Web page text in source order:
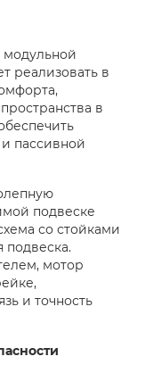
модульной
реализовать в
в
пассивной
подвеске
со стойками
мотор
и точность